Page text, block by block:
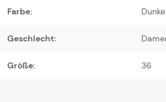
Farbe:
Geschlecht:
Größe: 36